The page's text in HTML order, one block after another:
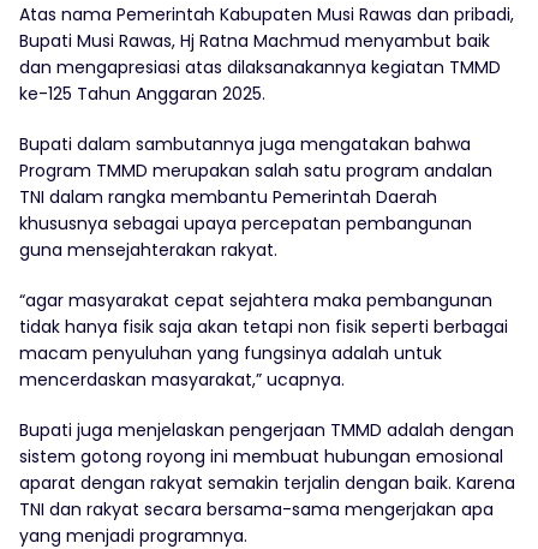
Atas nama Pemerintah Kabupaten Musi Rawas dan pribadi,
Bupati Musi Rawas, Hj Ratna Machmud menyambut baik
dan mengapresiasi atas dilaksanakannya kegiatan TMMD
ke-125 Tahun Anggaran 2025.
Bupati dalam sambutannya juga mengatakan bahwa
Program TMMD merupakan salah satu program andalan
TNI dalam rangka membantu Pemerintah Daerah
khususnya sebagai upaya percepatan pembangunan
guna mensejahterakan rakyat.
“agar masyarakat cepat sejahtera maka pembangunan
tidak hanya fisik saja akan tetapi non fisik seperti berbagai
macam penyuluhan yang fungsinya adalah untuk
mencerdaskan masyarakat,” ucapnya.
Bupati juga menjelaskan pengerjaan TMMD adalah dengan
sistem gotong royong ini membuat hubungan emosional
aparat dengan rakyat semakin terjalin dengan baik. Karena
TNI dan rakyat secara bersama-sama mengerjakan apa
yang menjadi programnya.